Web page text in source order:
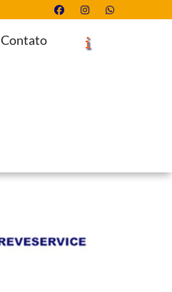
Contato